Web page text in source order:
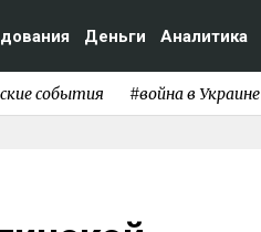
Деньги Аналитика
события #война в Украине